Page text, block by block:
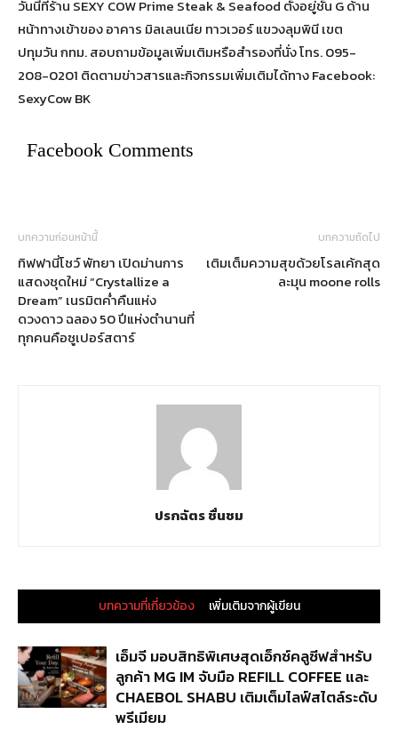
วันนี้ที่ร้าน SEXY COW Prime Steak & Seafood ตั้งอยู่ชั้น G ด้าน
หน้าทางเข้าของ อาคาร มิลเลนเนีย ทาวเวอร์ แขวงลุมพินี เขต
ปทุมวัน กทม. สอบถามข้อมูลเพิ่มเติมหรือสำรองที่นั่ง โทร. 095-
208-0201 ติดตามข่าวสารและกิจกรรมเพิ่มเติมได้ทาง Facebook:
SexyCow BK
Facebook Comments
บทความก่อนหน้านี้
ทิฟฟานี่โชว์ พัทยา เปิดม่านการ
แสดงชุดใหม่ “Crystallize a
Dream” เนรมิตค่ำคืนแห่ง
ดวงดาว ฉลอง 50 ปีแห่งตำนานที่
ทุกคนคือซูเปอร์สตาร์
บทความถัดไป
เติมเต็มความสุขด้วยโรลเค้กสุด
ละมุน moone rolls
ปรกฉัตร ชื่นชม
บทความที่เกี่ยวข้อง เพิ่มเติมจากผู้เขียน
เอ็มจี มอบสิทธิพิเศษสุดเอ็กซ์คลูซีฟสำหรับ
ลูกค้า MG IM จับมือ REFILL COFFEE และ
CHAEBOL SHABU เติมเต็มไลฟ์สไตล์ระดับ
พรีเมียม